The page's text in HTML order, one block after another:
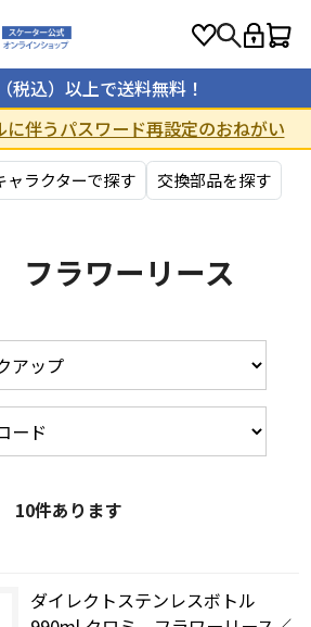
税込）以上で送料無料！
に伴うパスワード再設定のおねがい
ャラクターで探す 交換部品を探す
ラワーリース
10件あります
ダイレクトステンレスボトル